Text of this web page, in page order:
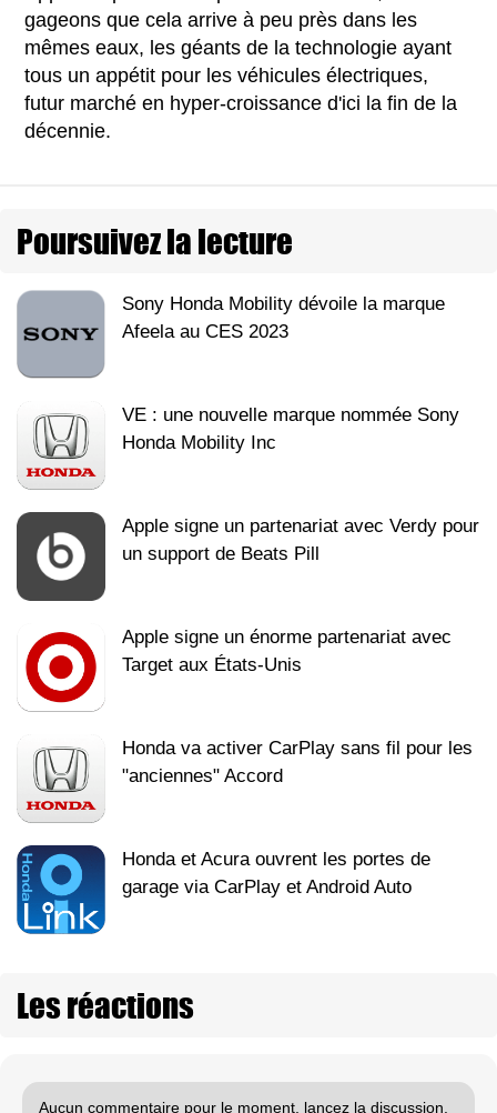
gageons que cela arrive à peu près dans les
mêmes eaux, les géants de la technologie ayant
tous un appétit pour les véhicules électriques,
futur marché en hyper-croissance d'ici la fin de la
décennie.
Poursuivez la lecture
Sony Honda Mobility dévoile la marque
Afeela au CES 2023
VE : une nouvelle marque nommée Sony
Honda Mobility Inc
Apple signe un partenariat avec Verdy pour
un support de Beats Pill
Apple signe un énorme partenariat avec
Target aux États-Unis
Honda va activer CarPlay sans fil pour les
"anciennes" Accord
Honda et Acura ouvrent les portes de
garage via CarPlay et Android Auto
Les réactions
Aucun commentaire pour le moment, lancez la discussion.